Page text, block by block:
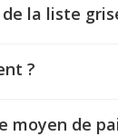
la liste
?
de